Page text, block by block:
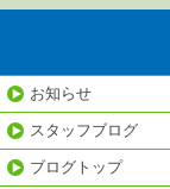
お知らせ
スタッフブログ
ブログトップ